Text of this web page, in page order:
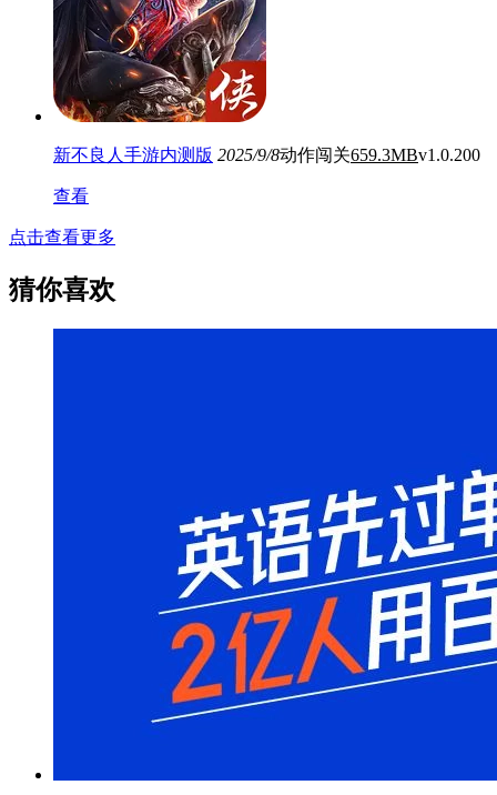
新不良人手游内测版 2025/9/8动作闯关659.3MBv1.0.200
查看
点击查看更多
猜你喜欢